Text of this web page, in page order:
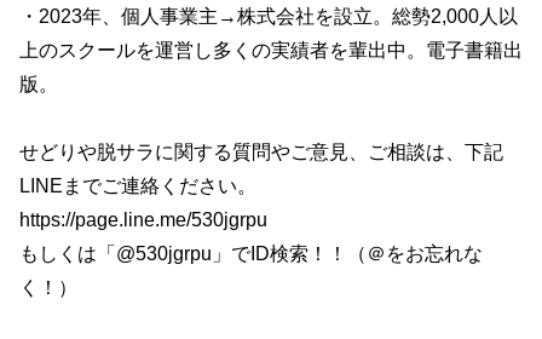
・2023年、個人事業主→株式会社を設立。総勢2,000人以
上のスクールを運営し多くの実績者を輩出中。電子書籍出
版。
せどりや脱サラに関する質問やご意見、ご相談は、下記
LINEまでご連絡ください。
https://page.line.me/530jgrpu
もしくは「@530jgrpu」でID検索！！（＠をお忘れな
く！）